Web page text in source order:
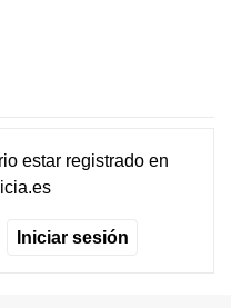
estar registradoen
Iniciar sesión